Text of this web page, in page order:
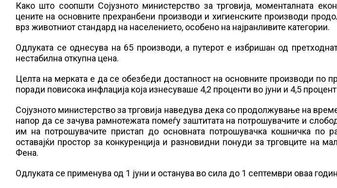
Како што соопшти Сојузното министерство за трговија, моменталната
цените на основните прехранбени производи и хигиенските производи
врз животниот стандард на населението, особено на најранливите категории.
Одлуката се однесува на 65 производи, а путерот е избришан од
нестабилна откупна цена.
Целта на мерката е да се обезбеди достапност на основните производи по
поради повисока инфлација која изнесуваше 4,2 проценти во јуни и 4,5
Сојузното министерство за трговија наведува дека со продолжување на
напор да се зачува рамнотежата помеѓу заштитата на потрошувачите и
им на потрошувачите пристап до основната потрошувачка кошничка по
оставајќи простор за конкуренција и разновидни понуди за трговците на
Фена.
Одлуката се применува од 1 јуни и останува во сила до 1 септември оваа